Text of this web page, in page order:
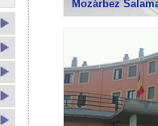
Mozárbez